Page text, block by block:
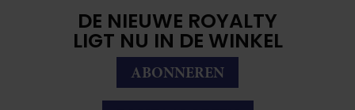
DE NIEUWE ROYALTY
LIGT NU IN DE WINKEL
ABONNEREN